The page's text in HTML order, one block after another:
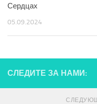
Сердцах
05.09.2024
СЛЕДИТЕ ЗА НАМИ: